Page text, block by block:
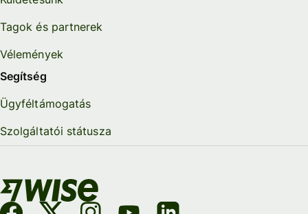
Tagok és partnerek
Vélemények
Segítség
Ügyféltámogatás
Szolgáltatói státusza